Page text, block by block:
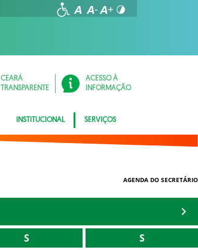
CEARÁ
TRANSPARENTE
ACESSO À
INFORMAÇÃO
INSTITUCIONAL SERVIÇOS
AGENDA DO SECRETÁRIO
S S